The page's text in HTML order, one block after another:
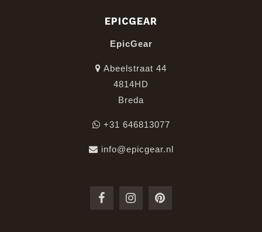
EPICGEAR
EpicGear
Abeelstraat 44
4814HD
Breda
+31 646813077
info@epicgear.nl